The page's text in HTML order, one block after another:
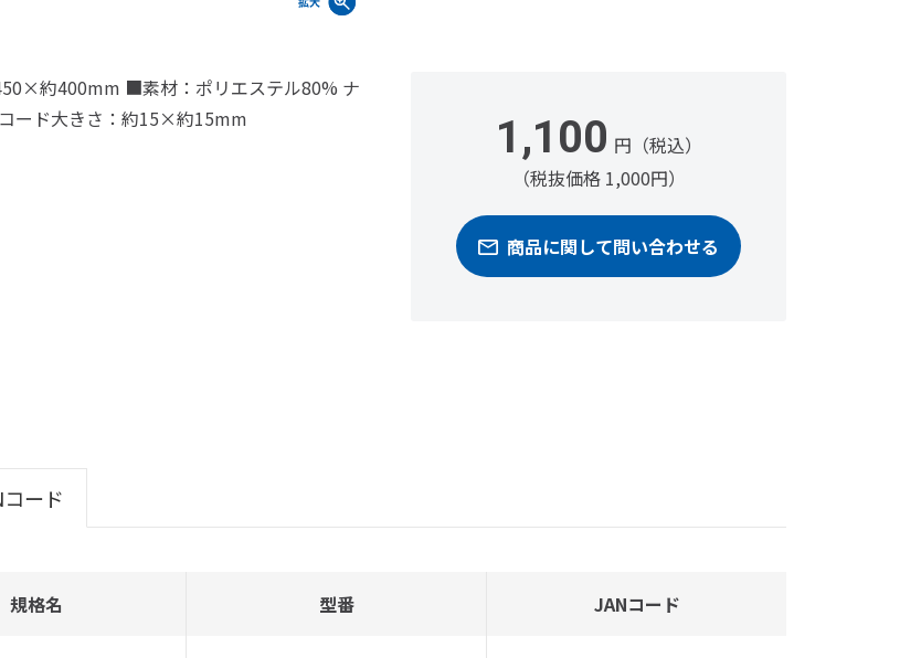
約400mm ■素材：ポリエステル80% ナ
ード大きさ：約15×約15mm
1,100 円（税込）
（税抜価格 1,000円）
商品に関して問い合わせる
ード
規格名 型番 JANコード